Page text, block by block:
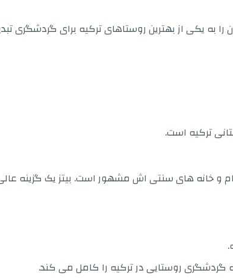
به یکی از بهترین روستاهای ترکیه برای گردشگری
و خانه های سنتی اش مشهور است. بیتز یک گزینه
گردشگری روستایی در ترکیه را کامل می کند.